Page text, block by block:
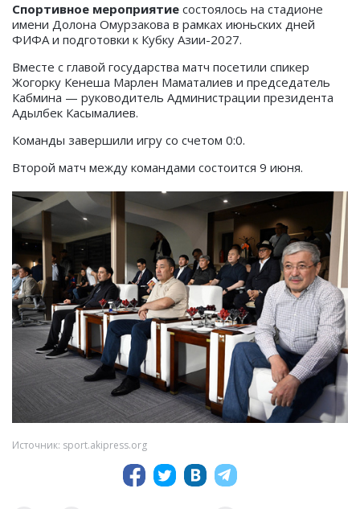
Спортивное мероприятие состоялось на стадионе
имени Долона Омурзакова в рамках июньских дней
ФИФА и подготовки к Кубку Азии-2027.
Вместе с главой государства матч посетили спикер
Жогорку Кенеша Марлен Маматалиев и председатель
Кабмина — руководитель Администрации президента
Адылбек Касымалиев.
Команды завершили игру со счетом 0:0.
Второй матч между командами состоится 9 июня.
Источник: sport.akipress.org